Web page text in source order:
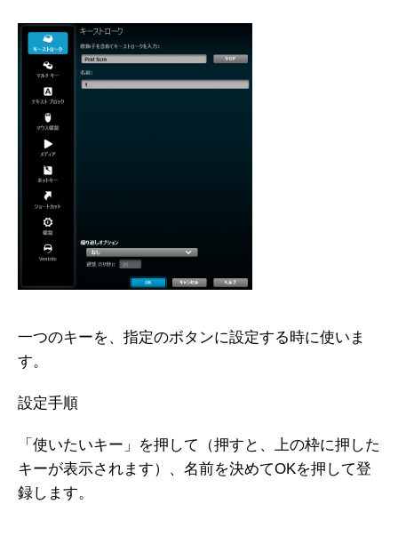
一つのキーを、指定のボタンに設定する時に使いま
す。
設定手順
「使いたいキー」を押して（押すと、上の枠に押した
キーが表示されます）、名前を決めてOKを押して登
録します。